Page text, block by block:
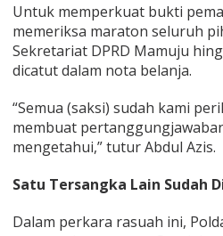
Untuk memperkuat bukti
memeriksa maraton seluruh
Sekretariat DPRD Mamuju
dicatut dalam nota belanja.
“Semua (saksi) sudah kami
membuat
mengetahui,” tutur Abdul Azis.
Satu Tersangka Lain Sudah
Dalam perkara rasuah ini,